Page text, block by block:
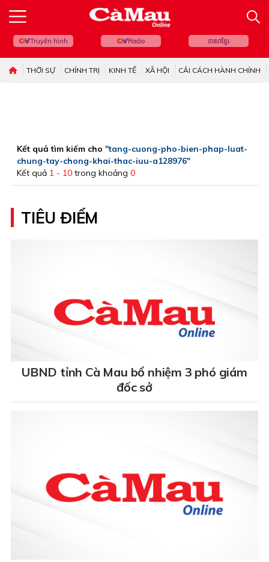
Truyền hình Radio ភាសាខ្មែរ
THỜI SỰ CHÍNH TRỊ KINH TẾ XÃ HỘI CẢI CÁCH HÀNH CHÍNH
Kết quả tìm kiếm cho "tang-cuong-pho-bien-phap-luat-
chung-tay-chong-khai-thac-iuu-a128976"
Kết quả 1 - 10 trong khoảng 0
TIÊU ĐIỂM
UBND tỉnh Cà Mau bổ nhiệm 3 phó giám
đốc sở